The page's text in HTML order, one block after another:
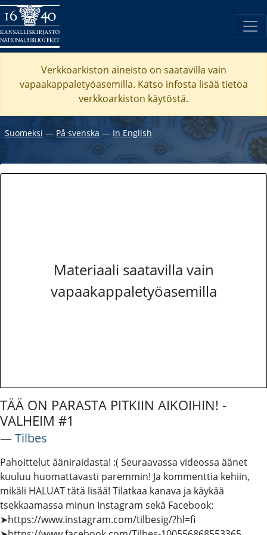
Verkkoarkiston aineisto on saatavilla vain
vapaakappaletyöasemilla. Katso infosta lisää tietoa
verkkoarkiston käytöstä.
Suomeksi ― På svenska ― In English
Materiaali saatavilla vain
vapaakappaletyöasemilla
TÄÄ ON PARASTA PITKIIN AIKOIHIN! -
VALHEIM #1
―Tilbes
Pahoittelut ääniraidasta! :( Seuraavassa videossa äänet
kuuluu huomattavasti paremmin! Ja kommenttia kehiin,
mikäli HALUAT tätä lisää! Tilatkaa kanava ja käykää
tsekkaamassa minun Instagram sekä Facebook:
➤https://www.instagram.com/tilbesig/?hl=fi